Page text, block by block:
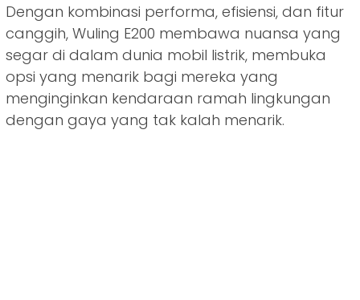
Dengan kombinasi performa, efisiensi, dan fitur
canggih, Wuling E200 membawa nuansa yang
segar di dalam dunia mobil listrik, membuka
opsi yang menarik bagi mereka yang
menginginkan kendaraan ramah lingkungan
dengan gaya yang tak kalah menarik.